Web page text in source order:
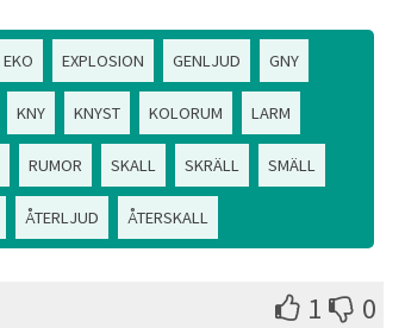
EKO EXPLOSION GENLJUD GNY
KNY KNYST KOLORUM LARM
RUMOR SKALL SKRÄLL SMÄLL
ÅTERLJUD ÅTERSKALL
1 0